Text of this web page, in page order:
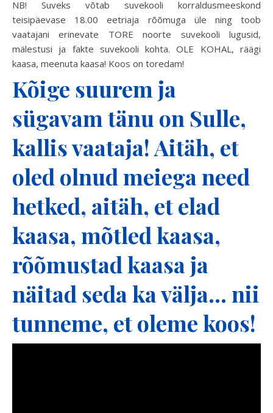
NB! Suveks võtab suvekooli korraldusmeeskond
teisipäevase 18.00 eetriaja rõõmuga üle ning toob
vaatajani erinevate TORE noorte suvekooli lugusid,
mälestusi ja fakte suvekooli kohta. OLE KOHAL, räägi
kaasa, meenuta kaasa! Koos on toredam!
Kõige suurem ja
sügavam tänu on Sulle,
kallis vaataja! Aitäh, et
oled olnud meiega need
hetked, aitäh, et elad
kaasa, mõtled kaasa,
rõõmustad kaasa ja
näitad seda ka välja… nii
tunneme, et oleme koos!